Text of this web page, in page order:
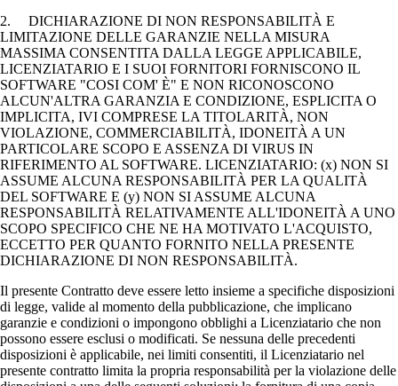
2. DICHIARAZIONE DI NON RESPONSABILITÀ E
LIMITAZIONE DELLE GARANZIE NELLA MISURA
MASSIMA CONSENTITA DALLA LEGGE APPLICABILE,
LICENZIATARIO E I SUOI FORNITORI FORNISCONO IL
SOFTWARE "COSI COM' È" E NON RICONOSCONO
ALCUN'ALTRA GARANZIA E CONDIZIONE, ESPLICITA O
IMPLICITA, IVI COMPRESE LA TITOLARITÀ, NON
VIOLAZIONE, COMMERCIABILITÀ, IDONEITÀ A UN
PARTICOLARE SCOPO E ASSENZA DI VIRUS IN
RIFERIMENTO AL SOFTWARE. LICENZIATARIO: (x) NON SI
ASSUME ALCUNA RESPONSABILITÀ PER LA QUALITÀ
DEL SOFTWARE E (y) NON SI ASSUME ALCUNA
RESPONSABILITÀ RELATIVAMENTE ALL'IDONEITÀ A UNO
SCOPO SPECIFICO CHE NE HA MOTIVATO L'ACQUISTO,
ECCETTO PER QUANTO FORNITO NELLA PRESENTE
DICHIARAZIONE DI NON RESPONSABILITÀ.
Il presente Contratto deve essere letto insieme a specifiche disposizioni
di legge, valide al momento della pubblicazione, che implicano
garanzie e condizioni o impongono obblighi a Licenziatario che non
possono essere esclusi o modificati. Se nessuna delle precedenti
disposizioni è applicabile, nei limiti consentiti, il Licenziatario nel
presente contratto limita la propria responsabilità per la violazione delle